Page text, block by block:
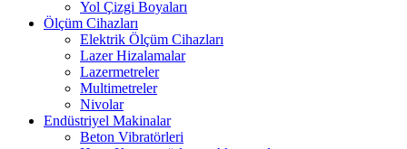
Yol Çizgi Boyaları
Ölçüm Cihazları
Elektrik Ölçüm Cihazları
Lazer Hizalamalar
Lazermetreler
Multimetreler
Nivolar
Endüstriyel Makinalar
Beton Vibratörleri